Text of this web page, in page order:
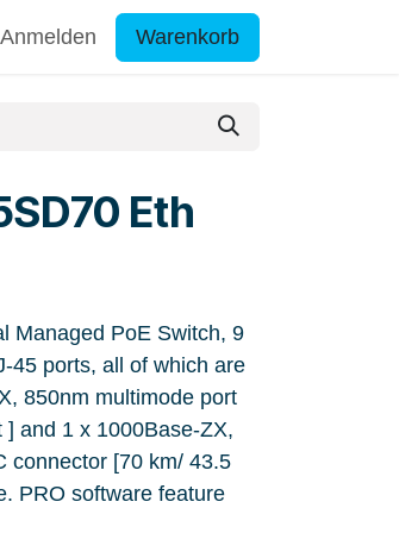
Anmelden Warenkorb
Eth
Managed PoE Switch, 9
45 ports, all of which are
850nm multimode port
and 1 x 1000Base-ZX,
connector [70 km/ 43.5
PRO software feature